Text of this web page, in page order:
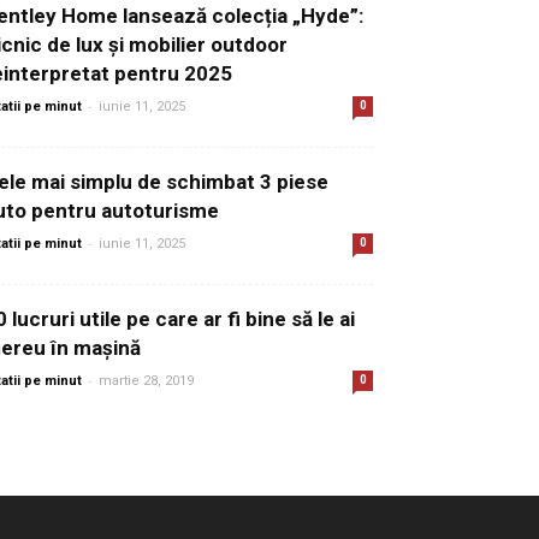
Home lansează colecția „Hyde”:
de lux și mobilier outdoor
pentru 2025
pe minut - iunie 11, 2025 0
mai simplu de schimbat 3 piese
pentru autoturisme
pe minut - iunie 11, 2025 0
lucruri utile pe care ar fi bine să le ai
în mașină
pe minut - martie 28, 2019 0